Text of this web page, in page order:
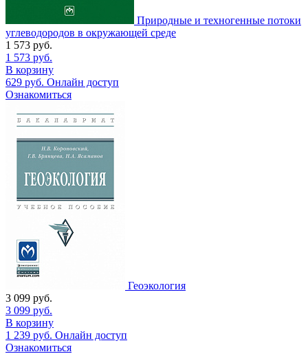
Природные и техногенные потоки
углеводородов в окружающей среде
1 573 руб.
1 573 руб.
В корзину
629 руб. Онлайн доступ
Ознакомиться
Геоэкология
3 099 руб.
3 099 руб.
В корзину
1 239 руб. Онлайн доступ
Ознакомиться